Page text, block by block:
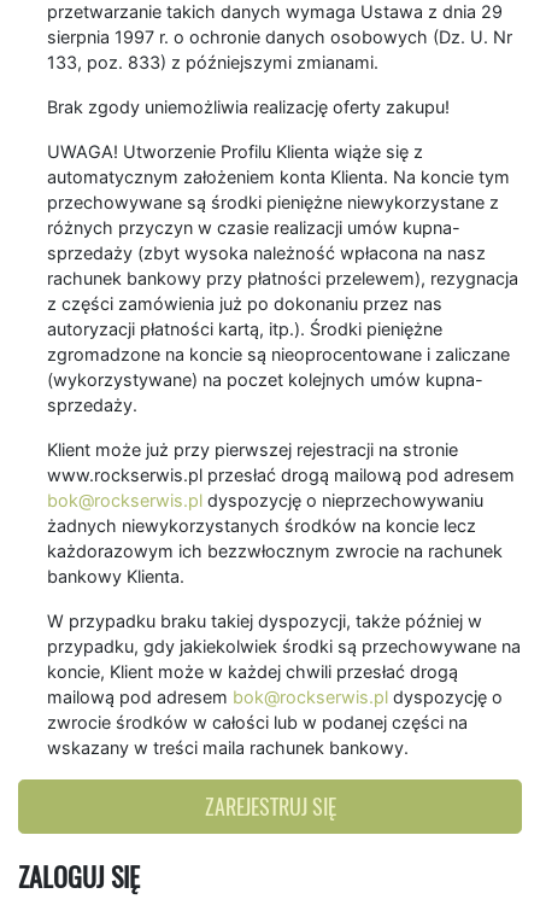
przetwarzanie takich danych wymaga Ustawa z dnia 29
sierpnia 1997 r. o ochronie danych osobowych (Dz. U. Nr
133, poz. 833) z późniejszymi zmianami.
Brak zgody uniemożliwia realizację oferty zakupu!
UWAGA! Utworzenie Profilu Klienta wiąże się z
automatycznym założeniem konta Klienta. Na koncie tym
przechowywane są środki pieniężne niewykorzystane z
różnych przyczyn w czasie realizacji umów kupna-
sprzedaży (zbyt wysoka należność wpłacona na nasz
rachunek bankowy przy płatności przelewem), rezygnacja
z części zamówienia już po dokonaniu przez nas
autoryzacji płatności kartą, itp.). Środki pieniężne
zgromadzone na koncie są nieoprocentowane i zaliczane
(wykorzystywane) na poczet kolejnych umów kupna-
sprzedaży.
Klient może już przy pierwszej rejestracji na stronie
www.rockserwis.pl przesłać drogą mailową pod adresem
bok@rockserwis.pl dyspozycję o nieprzechowywaniu
żadnych niewykorzystanych środków na koncie lecz
każdorazowym ich bezzwłocznym zwrocie na rachunek
bankowy Klienta.
W przypadku braku takiej dyspozycji, także później w
przypadku, gdy jakiekolwiek środki są przechowywane na
koncie, Klient może w każdej chwili przesłać drogą
mailową pod adresem bok@rockserwis.pl dyspozycję o
zwrocie środków w całości lub w podanej części na
wskazany w treści maila rachunek bankowy.
ZAREJESTRUJ SIĘ
ZALOGUJ SIĘ